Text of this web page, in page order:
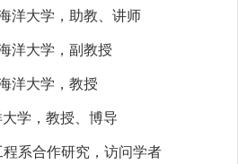
洋大学，助教、讲师
洋大学，副教授
洋大学，教授
学，教授、博导
系合作研究，访问学者